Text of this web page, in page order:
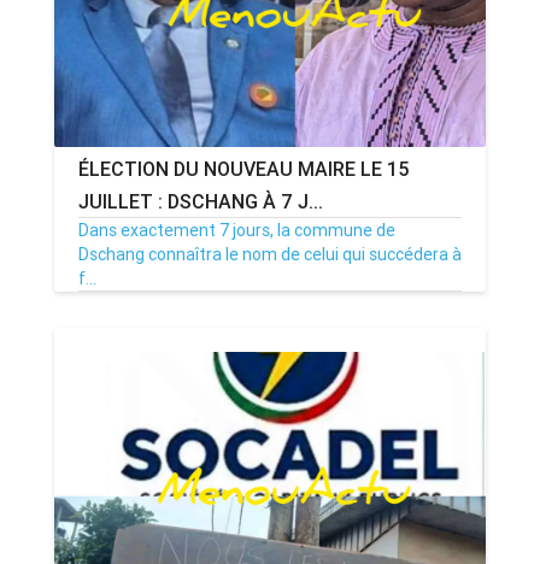
ÉLECTION DU NOUVEAU MAIRE LE 15
JUILLET : DSCHANG À 7 J...
Dans exactement 7 jours, la commune de
Dschang connaîtra le nom de celui qui succédera à
f...